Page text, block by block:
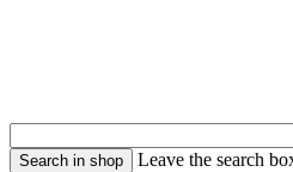
Leave the search